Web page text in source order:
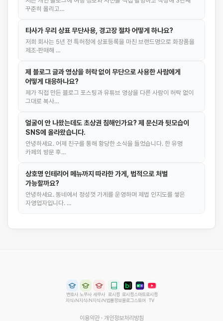
꾸준히 올리고…
타사가 우리 상표 무단사용, 경고장 절차 어떻게 하나요?
저희 회사는 5년 전 특허청에 상표등록을 마친 브랜드명으로 화장품을
제조·판매해 …
제 블로그 글과 영상을 허락 없이 무단으로 사용한 사람에게
어떻게 대응하나요?
제가 직접 만든 블로그 포스팅과 유튜브 영상을 다른 사람이 허락 없이
그대로 복사…
얼굴이 안 나왔는데도 초상권 침해인가요? 제 문신과 뒷모습이
SNS에 올라왔습니다.
안녕하세요. 어제 친구를 통해 황당한 소식을 들었습니다. 한 유명
카페의 방문 후…
상호명 인테리어 메뉴까지 따라한 가게, 법적으로 처벌
가능할까요?
안녕하세요. 동네에서 정성껏 가게를 운영하며 제법 인지도를 쌓은
자영업자입니다. …
변호사
지식iN
노무사
지식iN
세무사
지식iN
로시컴
법률정보
로시컴
블로그
스마트
스토어
로시컴
TV
이용약관· 개인정보처리방침